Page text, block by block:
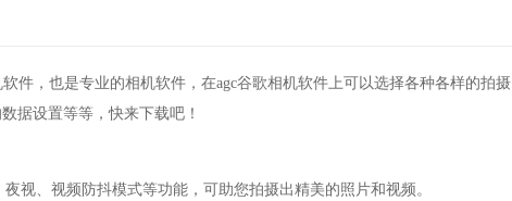
件，也是专业的相机软件，在agc谷歌相机软件上可以选择各种各样的拍摄
据设置等等，快来下载吧！
视、视频防抖模式等功能，可助您拍摄出精美的照片和视频。